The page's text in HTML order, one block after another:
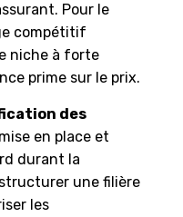
Pour le
compétitif
niche à forte
prime sur le prix.
des
en place et
durant la
une filière
les